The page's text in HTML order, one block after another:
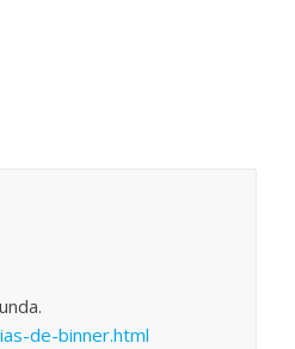
de-binner.html